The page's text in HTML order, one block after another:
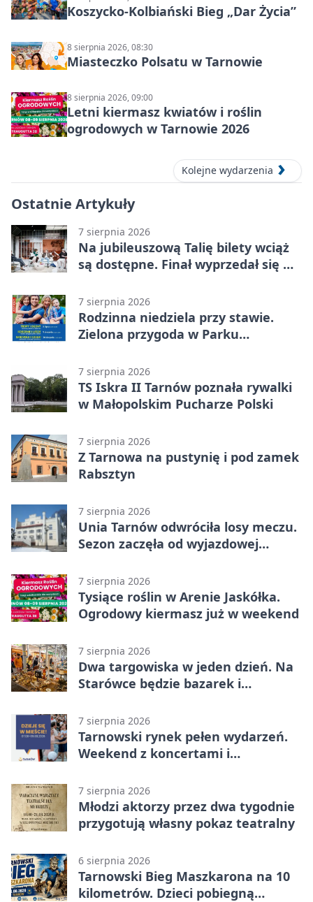
Koszycko-Kolbiański Bieg „Dar Życia”
8 sierpnia 2026, 08:30
Miasteczko Polsatu w Tarnowie
8 sierpnia 2026, 09:00
Letni kiermasz kwiatów i roślin
ogrodowych w Tarnowie 2026
Kolejne wydarzenia
Ostatnie Artykuły
7 sierpnia 2026
Na jubileuszową Talię bilety wciąż
są dostępne. Finał wyprzedał się w
7 sierpnia 2026
Rodzinna niedziela przy stawie.
Zielona przygoda w Parku
7 sierpnia 2026
TS Iskra II Tarnów poznała rywalki
w Małopolskim Pucharze Polski
7 sierpnia 2026
Z Tarnowa na pustynię i pod zamek
Rabsztyn
7 sierpnia 2026
Unia Tarnów odwróciła losy meczu.
Sezon zaczęła od wyjazdowej
7 sierpnia 2026
Tysiące roślin w Arenie Jaskółka.
Ogrodowy kiermasz już w weekend
7 sierpnia 2026
Dwa targowiska w jeden dzień. Na
Starówce będzie bazarek i
7 sierpnia 2026
Tarnowski rynek pełen wydarzeń.
Weekend z koncertami i
7 sierpnia 2026
Młodzi aktorzy przez dwa tygodnie
przygotują własny pokaz teatralny
6 sierpnia 2026
Tarnowski Bieg Maszkarona na 10
kilometrów. Dzieci pobiegną